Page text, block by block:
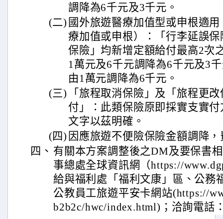
調降為6千元及3千元。
(二) 國外旅遊醫療加值型或申根適
療加值或申根）：「行李延誤
保險」均新增定額給付最高2次
1萬元及6千元調降為6千元及3
由1萬元調降為6千元。
(三)
「旅程取消保險」及「旅程更
付」：此類保險原即採實支實
文字以茲明確。
(四) 因應旅遊不便險保險金額調降
四、 有關本方案調整後之DM及要保書
事總處全球資訊網（https://
給與福利處「福利文康」區、公務
公教員工旅遊平安卡網站(https://
b2b2c/hwc/index.html)；洽詢電話